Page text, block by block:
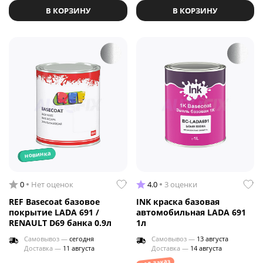
В КОРЗИНУ В КОРЗИНУ
новинка
0 Нет оценок
REF Basecoat базовое
покрытие LADA 691 /
RENAULT D69 банка 0.9л
Самовывоз — сегодня
Доставка — 11 августа
4.0 3 оценки
INK краска базовая
автомобильная LADA 691
1л
Самовывоз — 13 августа
Доставка — 14 августа